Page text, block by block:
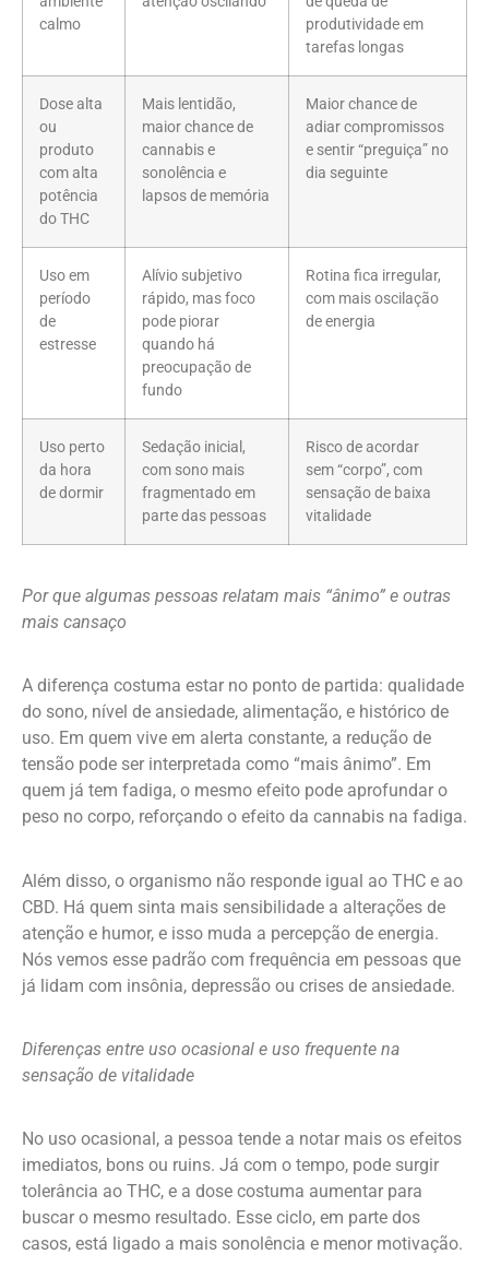
calmo
produtividade em
tarefas longas
Dose alta
ou
produto
com alta
potência
do THC
Mais lentidão,
maior chance de
cannabis e
sonolência e
lapsos de memória
Maior chance de
adiar compromissos
e sentir “preguiça” no
dia seguinte
Uso em
período
de
estresse
Alívio subjetivo
rápido, mas foco
pode piorar
quando há
preocupação de
fundo
Rotina fica irregular,
com mais oscilação
de energia
Uso perto
da hora
de dormir
Sedação inicial,
com sono mais
fragmentado em
parte das pessoas
Risco de acordar
sem “corpo”, com
sensação de baixa
vitalidade
Por que algumas pessoas relatam mais “ânimo” e outras
mais cansaço
A diferença costuma estar no ponto de partida: qualidade
do sono, nível de ansiedade, alimentação, e histórico de
uso. Em quem vive em alerta constante, a redução de
tensão pode ser interpretada como “mais ânimo”. Em
quem já tem fadiga, o mesmo efeito pode aprofundar o
peso no corpo, reforçando o efeito da cannabis na fadiga.
Além disso, o organismo não responde igual ao THC e ao
CBD. Há quem sinta mais sensibilidade a alterações de
atenção e humor, e isso muda a percepção de energia.
Nós vemos esse padrão com frequência em pessoas que
já lidam com insônia, depressão ou crises de ansiedade.
Diferenças entre uso ocasional e uso frequente na
sensação de vitalidade
No uso ocasional, a pessoa tende a notar mais os efeitos
imediatos, bons ou ruins. Já com o tempo, pode surgir
tolerância ao THC, e a dose costuma aumentar para
buscar o mesmo resultado. Esse ciclo, em parte dos
casos, está ligado a mais sonolência e menor motivação.